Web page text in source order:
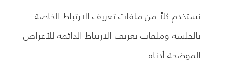
نستخدم كلاً من ملفات تعريف الارتباط الخاصة
بالجلسة وملفات تعريف الارتباط الدائمة للأغراض
الموضحة أدناه: